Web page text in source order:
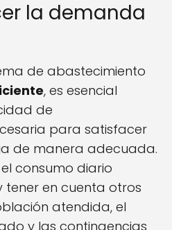
la demanda
de abastecimiento
, es esencial
de
para satisfacer
de manera adecuada.
consumo diario
en cuenta otros
atendida, el
y las contingencias